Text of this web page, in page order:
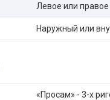
Левое или
Наружный или
«Просам» - 3-х